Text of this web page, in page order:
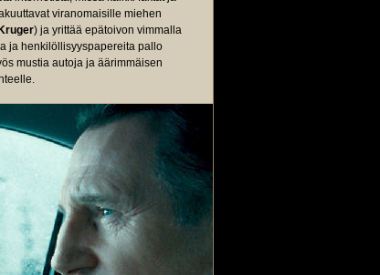
viranomaisille miehen
) ja yrittää epätoivon vimmalla
ja henkilöllisyyspapereita pallo
mustia autoja ja äärimmäisen